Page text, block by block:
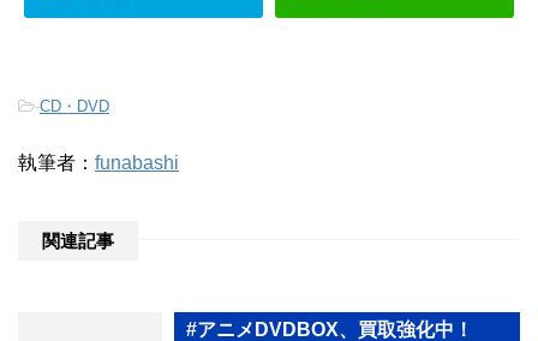
-CD・DVD
執筆者： funabashi
関連記事
#アニメDVDBOX、買取強化中！